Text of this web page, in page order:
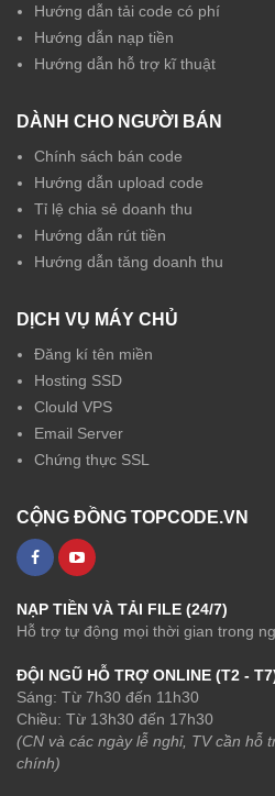
Hướng dẫn tải code có phí
Hướng dẫn nạp tiền
Hướng dẫn hỗ trợ kĩ thuật
DÀNH CHO NGƯỜI BÁN
Chính sách bán code
Hướng dẫn upload code
Tỉ lệ chia sẻ doanh thu
Hướng dẫn rút tiền
Hướng dẫn tăng doanh thu
DỊCH VỤ MÁY CHỦ
Đăng kí tên miền
Hosting SSD
Clould VPS
Email Server
Chứng thực SSL
CỘNG ĐỒNG TOPCODE.VN
NẠP TIỀN VÀ TẢI FILE (24/7)
Hỗ trợ tự động mọi thời gian trong
ĐỘI NGŨ HỖ TRỢ ONLINE (T2 -
Sáng: Từ 7h30 đến 11h30
Chiều: Từ 13h30 đến 17h30
(CN và các ngày lễ nghỉ, TV cần hỗ
chính)